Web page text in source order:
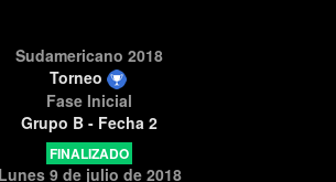
Sudamericano 2018
Torneo
Fase Inicial
Grupo B - Fecha 2
FINALIZADO
Lunes 9 de julio de 2018